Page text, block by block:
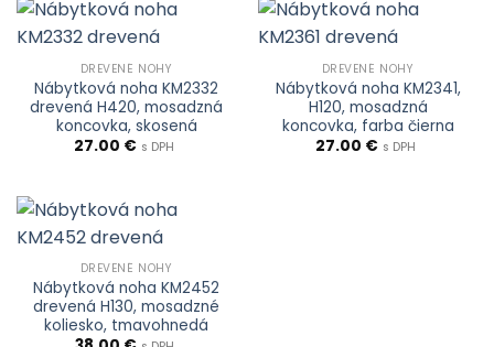
DREVENÉ NOHY
Nábytková noha KM2332
drevená H420, mosadzná
koncovka, skosená
27.00 € s DPH
DREVENÉ NOHY
Nábytková noha KM2341,
H120, mosadzná
koncovka, farba čierna
27.00 € s DPH
DREVENÉ NOHY
Nábytková noha KM2452
drevená H130, mosadzné
koliesko, tmavohnedá